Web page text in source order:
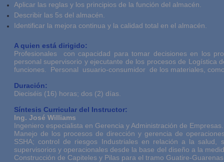
Aplicar las reglas y los principios de la función del almacén.
Describir las 5s del almacén.
Identificar la mejora continua y la calidad total en el almacén.
A quien está dirigido:
Profesionales con capacidad para tomar decisiones en los
personal supervisorio y ejecutante de los procesos de Logística
funciones. Personal usuario-consumidor de los materiales,
Duración:
Dieciséis (16) horas; dos (2) días.
Síntesis Curricular del Instructor:
Ing. José Williams
Ingeniero especialista en Gerencia y Administración de
Manejo de los procesos de dirección y gerencia de
SSHA; control de riesgos Industriales en relación a la salud,
supervisorios y operacionales desde la base del diseño a la
Construcción de Capiteles y Pilas para el tramo Guatire-